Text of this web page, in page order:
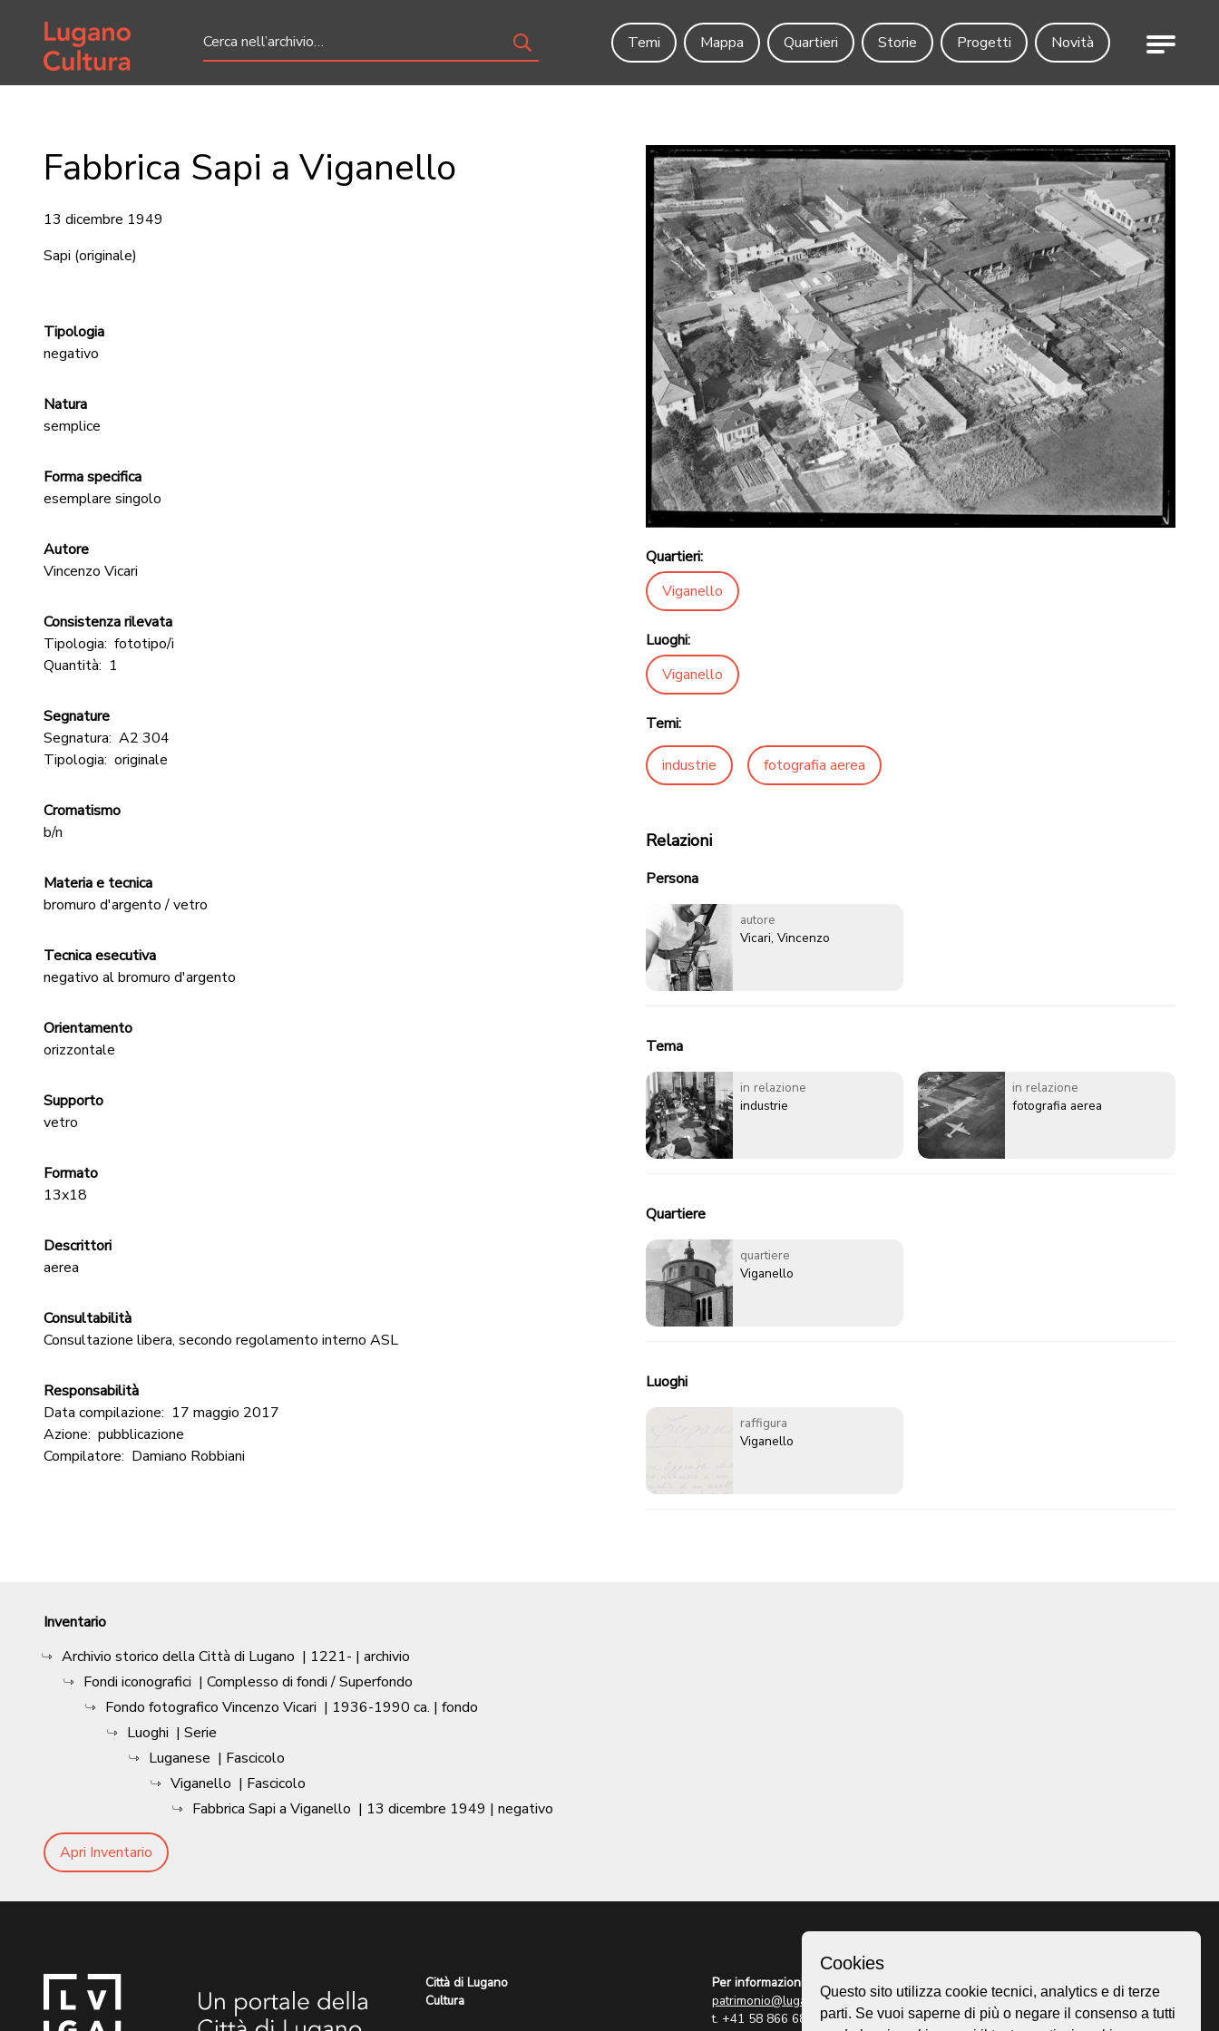
Home page
Temi
Mappa Quartieri Storie Progetti Novità Menu
Fabbrica Sapi a Viganello
13 dicembre 1949
Sapi (originale)
Tipologia
negativo
Natura
semplice
Forma specifica
esemplare singolo
Autore
Vincenzo Vicari
Consistenza rilevata
Tipologia: fototipo/i
Quantità: 1
Segnature
Segnatura: A2 304
Tipologia: originale
Cromatismo
b/n
Materia e tecnica
bromuro d'argento / vetro
Tecnica esecutiva
negativo al bromuro d'argento
Orientamento
orizzontale
Supporto
vetro
Formato
13x18
Descrittori
aerea
Consultabilità
Consultazione libera, secondo regolamento interno ASL
Responsabilità
Data compilazione: 17 maggio 2017
Azione: pubblicazione
Compilatore: Damiano Robbiani
Quartieri:
Viganello
Luoghi:
Viganello
Temi:
industrie fotografia aerea
Relazioni
Persona
autore
Vicari, Vincenzo
Tema
in relazione
industrie
in relazione
fotografia aerea
Quartiere
quartiere
Viganello
Luoghi
raffigura
Viganello
Inventario
Archivio storico della Città di Lugano | 1221- | archivio
Fondi iconografici | Complesso di fondi / Superfondo
Fondo fotografico Vincenzo Vicari | 1936-1990 ca. | fondo
Luoghi | Serie
Luganese | Fascicolo
Viganello | Fascicolo
Fabbrica Sapi a Viganello | 13 dicembre 1949 | negativo
Apri Inventario
Città di Lugano
Cultura
Per informazioni:
patrimonio@lugano.ch
t. +41 58 866 68 50
Homepage
Mappa
Cookies
Questo sito utilizza cookie tecnici, analytics e di terze
parti. Se vuoi saperne di più o negare il consenso a tutti